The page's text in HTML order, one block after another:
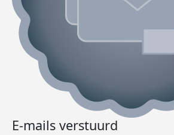
E-mails verstuurd